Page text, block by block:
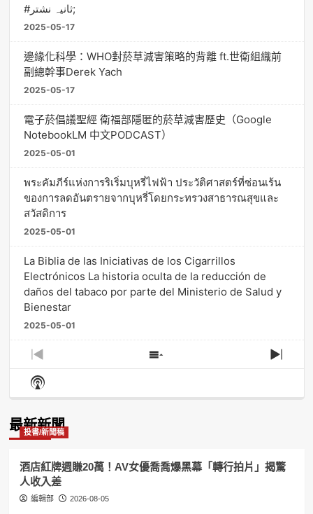
#ثانیہ نشتر;
2025-05-17
邊緣化科學：WHO對菸草減害策略的背離 ft.世衛組織前
副總幹事Derek Yach
2025-05-17
電子菸倡議聖經 衛福部隱匿的菸草減害歷史（Google
NotebookLM 中文PODCAST）
2025-05-01
พระคัมภีร์แห่งการริเริ่มบุหรี่ไฟฟ้า ประวัติศาสตร์ที่ซ่อนเร้น
ของการลดอันตรายจากบุหรี่โดยกระทรวงสาธารณสุขและ
สวัสดิการ
2025-05-01
La Biblia de las Iniciativas de los Cigarrillos
Electrónicos La historia oculta de la reducción de
daños del tabaco por parte del Ministerio de Salud y
Bienestar
2025-05-01
Previous
Episode
Show
Episodes
Next
Show
Podcast
最新新聞
投書/新聞稿
酒店紅牌週賺20萬！AV女優喬喬爆黑幕「轉行拍片」揭驚
人收入差
編輯部 2026-08-05